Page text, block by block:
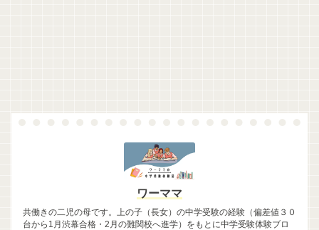
ワーママ
共働きの二児の母です。上の子（長女）の中学受験の経験（偏差値３０
台から1月渋幕合格・2月の難関校へ進学）をもとに中学受験体験ブロ